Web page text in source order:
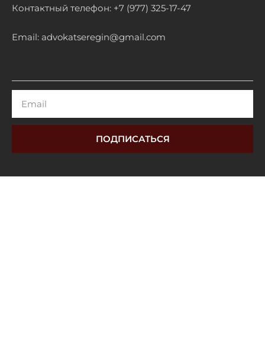
Контактный телефон: +7 (977) 325-17-47
Email: advokatseregin@gmail.com
ПОДПИСАТЬСЯ